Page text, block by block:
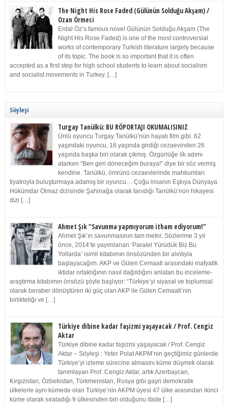
The Night His Rose Faded (Gülünün Solduğu Akşam) /
Ozan Örmeci
Erdal Öz’s famous novel Gülünün Solduğu Akşam (The
Night His Rose Faded) is one of the most controversial
works of contemporary Turkish literature largely because
of its topic. The book is so important that it is often
accepted as a first step for high school students to learn about socialism
and socialist movements in Turkey. […]
Söyleşi
Turgay Tanülkü: BU RÖPORTAJI OKUMALISINIZ
Ünlü oyuncu Turgay Tanülkü’nün hayatı film gibi. 62
yaşındaki oyuncu, 18 yaşında girdiği cezaevinden 26
yaşında başka biri olarak çıkmış. Özgürlüğe ilk adımı
atarken “Ben geri döneceğim buraya!” diye bir söz vermiş
kendine. Tanülkü, ömrünü cezaevlerinde mahkumları
tiyatroyla buluşturmaya adamış bir oyuncu… Çoğu insanın Eşkıya Dünyaya
Hükümdar Olmaz dizisinde Şahinağa olarak tanıdığı Tanülkü’nün hikayesi
dizi […]
Ahmet Şık “Savunma yapmıyorum itham ediyorum!”
Ahmet Şık’ın savunmasının tam metni: Sözlerime 3 yıl
önce, 2014’te yayımlanan ‘Paralel Yürüdük Biz Bu
Yollarda’ isimli kitabımın önsözünden bir alıntıyla
başlayacağım. AKP ve Gülen Cemaati arasındaki mafyatik
iktidar ortaklığının nasıl dağıldığını anlatan bu inceleme-
araştırma kitabımın önsözü şöyle başlıyor: “Türkiye’yi siyasal ve toplumsal
olarak beraber dönüştüren iki güç olan AKP ile Gülen Cemaati’nin
birlikteliği ve […]
Türkiye dibine kadar faşizmi yaşayacak / Prof. Cengiz
Aktar
Türkiye dibine kadar faşizmi yaşayacak / Prof. Cengiz
Aktar – Söyleşi : Yeter Polat AKPM’nin geçtiğimiz günlerde
Türkiye’yi izleme sürecine almasını küme düşmek olarak
tanımlayan Prof. Cengiz Aktar, artık Azerbaycan,
Kırgızistan, Özbekistan, Türkmenistan, Rusya gibi gayri demokratik
ülkelerle aynı kümede olan Türkiye’nin AKPM üyesi 47 ülke arasından ikinci
küme olarak sıraladığı 9 ülkesinden biri olduğunu ifade […]